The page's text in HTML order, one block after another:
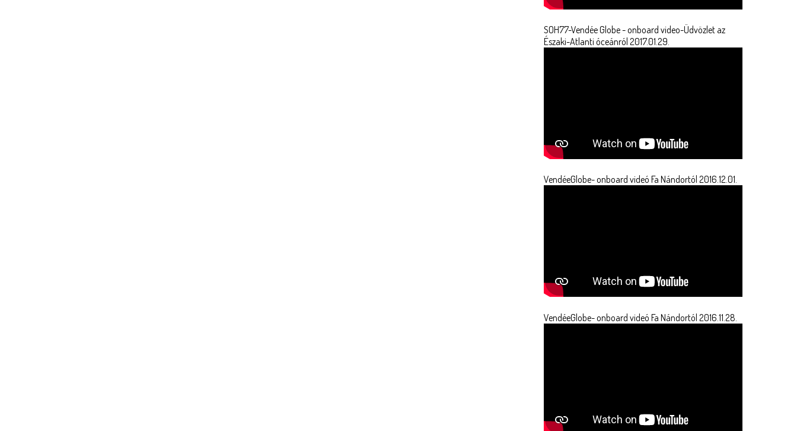
SOH77-Vendée Globe - onboard video-Üdvözlet az
Északi-Atlanti óceánról 2017.01.29.
VendéeGlobe- onboard videó Fa Nándortól 2016.12.01.
VendéeGlobe- onboard videó Fa Nándortól 2016.11.28.